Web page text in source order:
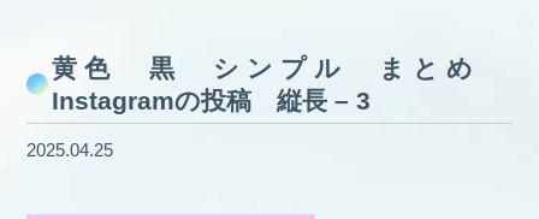
黄色 黒 シンプル まとめ
Instagramの投稿 縦長 – 3
2025.04.25